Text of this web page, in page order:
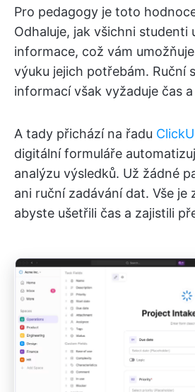
Pro pedagogy je toto
Odhaluje, jak všichni studenti
informace, což vám
výuku jejich potřebám. Ruční
informací však vyžaduje čas a
A tady přichází na řadu
digitální formuláře
analýzu výsledků. Už žádné
ani ruční zadávání dat. Vše je
abyste ušetřili čas a zajistili